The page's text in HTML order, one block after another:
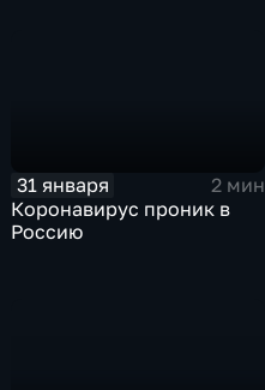
31 января
2 мин
Коронавирус проник в
Россию